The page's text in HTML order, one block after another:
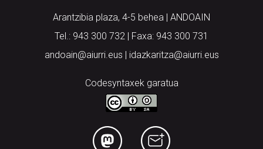
Arantzibia plaza, 4-5 behea | ANDOAIN
Tel.: 943 300 732 | Faxa: 943 300 731
andoain@aiurri.eus | idazkaritza@aiurri.eus
Codesyntaxek garatua